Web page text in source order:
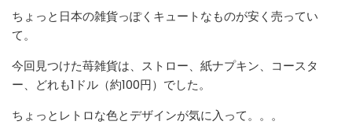
ちょっと日本の雑貨っぽくキュートなものが安く売ってい
て。
今回見つけた苺雑貨は、ストロー、紙ナプキン、コースタ
ー、どれも1ドル（約100円）でした。
ちょっとレトロな色とデザインが気に入って。。。